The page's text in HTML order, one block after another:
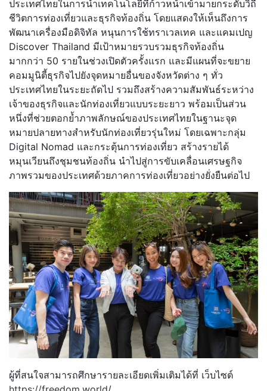
ประเทศไทยในการนำเทคโนโลยีที่ก้าวหน้าเข้ามายกระดับวิถี
ชีวิตการท่องเที่ยวและธุรกิจท้องถิ่น โดยแสดงให้เห็นถึงการ
พัฒนาเครื่องมือดิจิทัล หนุนการใช้ทราเวลเทค และแคมเปญ
Discover Thailand มีเป้าหมายรวบรวมธุรกิจท้องถิ่น
มากกว่า 50 รายในช่วงเปิดตัวครั้งแรก และมีแผนที่จะขยาย
คอมมูนิตี้ธุรกิจไปยังจุดหมายอื่นของจังหวัดต่าง ๆ ทั่ว
ประเทศไทยในระยะถัดไป รวมถึงสร้างความสัมพันธ์ระหว่าง
เจ้าของธุรกิจและนักท่องเที่ยวแบบระยะยาว พร้อมเป็นส่วน
หนึ่งที่ช่วยตอกย้ำภาพลักษณ์ของประเทศไทยในฐานะจุด
หมายปลายทางสำหรับนักท่องเที่ยวรุ่นใหม่ โดยเฉพาะกลุ่ม
Digital Nomad และกระตุ้นการท่องเที่ยว สร้างรายได้
หมุนเวียนถึงชุมชนท้องถิ่น นำไปสู่การขับเคลื่อนเศรษฐกิจ
ภาพรวมของประเทศด้วยภาคการท่องเที่ยวอย่างยั่งยืนต่อไป
ผู้ที่สนใจสามารถศึกษารายละเอียดเพิ่มเติมได้ที่ เว็บไซต์